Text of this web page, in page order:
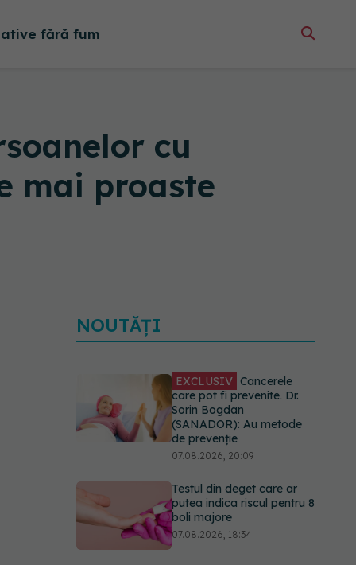
fără fum
cu
mai proaste
NOUTĂȚI
EXCLUSIV Cancerele
care pot fi prevenite. Dr.
Sorin Bogdan
(SANADOR): Au metode
de prevenție
07.08.2026, 20:09
Testul din deget care ar
putea indica riscul pentru 8
boli majore
07.08.2026, 18:34